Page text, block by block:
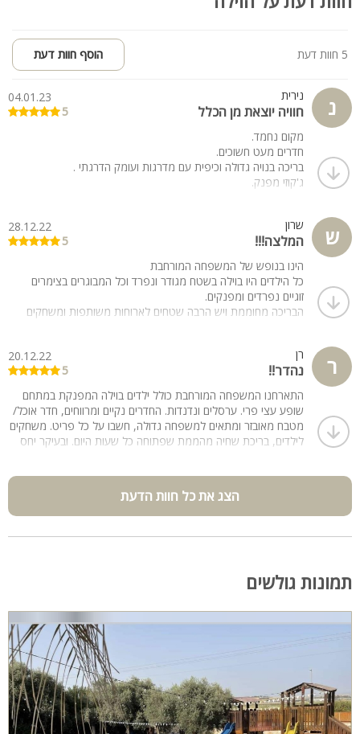
סאונה
5 חוות דעת הוסף חוות דעת
נ נירית
חוויה יוצאת מן הכלל
04.01.23
5
מקום נחמד.
חדרים מעט חשוכים.
בריכה בנויה גדולה וכיפית עם מדרגות ועומק הדרגתי .
ג'קוזי מפנק.
כל בקשה נענית באדיבות.
יש פיצריה עם פיצות מעולות במתחם שפועלת בשעות הערב
המוקדמות, וניתן להזמין.
אילניה - מושב בין עפולה לטבריה, יש מכולת מקומית. בית כנסת עם
מניין ביישוב הדתי הסמוך שדה אילן.
ש שרון
המלצה!!!
28.12.22
5
הינו בנופש של המשפחה המורחבת
כל הילדים היו בוילה בשטח מגודר ונפרד וכל המבוגרים בצימרים
זוגיים נפרדים ומפנקים.
הבריכה מחוממת ויש הרבה שטחים לארוחות משותפות ומשחקים
מומלץ !!!
ר רן
נהדר!!
20.12.22
5
התארחנו המשפחה המורחבת כולל ילדים בוילה המפנקת במתחם
שופע עצי פרי. ערסלים ונדנדות. החדרים נקיים ומרווחים, חדר אוכל/
מטבח מאובזר ומתאים למשפחה גדולה, חשבו על כל פריט. משחקים
לילדים, בריכת שחיה מהממת שפתוחה כל שעות היום. ובעיקר יחס
הצג את כל חוות הדעת
תמונות גולשים